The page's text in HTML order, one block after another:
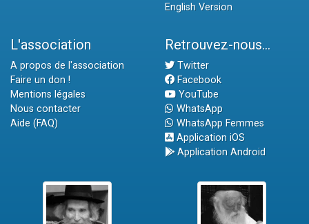
English Version
L'association
A propos de l'association
Faire un don !
Mentions légales
Nous contacter
Aide (FAQ)
Retrouvez-nous...
Twitter
Facebook
YouTube
WhatsApp
WhatsApp Femmes
Application iOS
Application Android